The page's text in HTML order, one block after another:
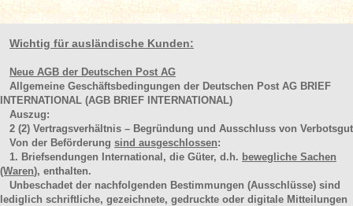
Wichtig für ausländische Kunden:
Neue AGB der Deutschen Post AG
Allgemeine Geschäftsbedingungen der Deutschen Post AG BRIEF
INTERNATIONAL (AGB BRIEF INTERNATIONAL)
Auszug:
2 (2) Vertragsverhältnis – Begründung und Ausschluss von Verbotsgut
Von der Beförderung sind ausgeschlossen:
1. Briefsendungen International, die Güter, d.h. bewegliche Sachen
(Waren), enthalten.
Unbeschadet der nachfolgenden Bestimmungen (Ausschlüsse) sind
lediglich schriftliche, gezeichnete, gedruckte oder digitale Mitteilungen